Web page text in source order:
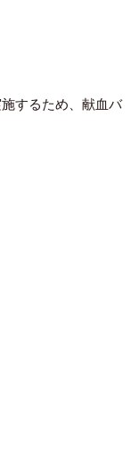
するため、献血バ